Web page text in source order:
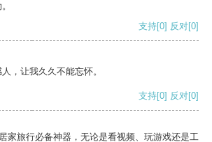
支持[0] 反对[0]
，让我久久不能忘怀。
支持[0] 反对[0]
家旅行必备神器，无论是看视频、玩游戏还是工